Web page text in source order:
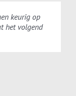
keurig op
het volgend